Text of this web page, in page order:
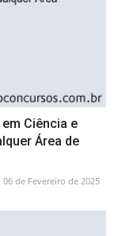
Ciência e
Área de
06 de Fevereiro de 2025